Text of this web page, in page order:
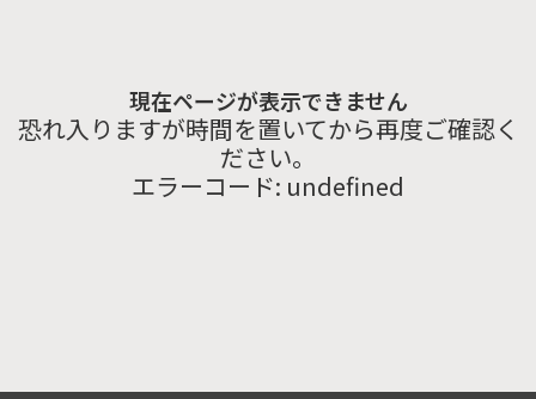
現在ページが表示できません
恐れ入りますが時間を置いてから再度ご確認く
ださい。
エラーコード: undefined